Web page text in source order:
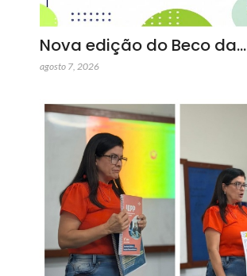
Nova edição do Beco da…
agosto 7, 2026